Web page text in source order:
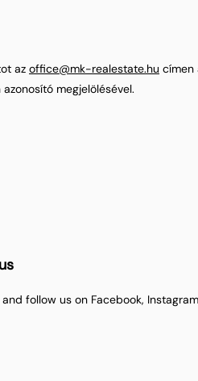
az office@mk-realestate.hu címen
megjelölésével.
follow us on Facebook,